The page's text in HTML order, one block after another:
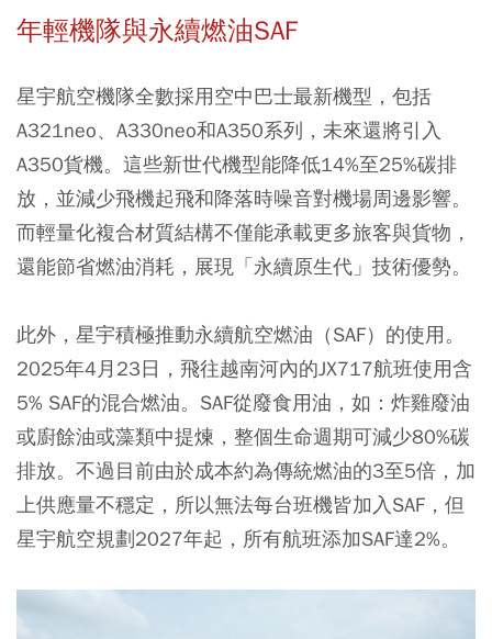
年輕機隊與永續燃油SAF
星宇航空機隊全數採用空中巴士最新機型，包括
A321neo、A330neo和A350系列，未來還將引入
A350貨機。這些新世代機型能降低14%至25%碳排
放，並減少飛機起飛和降落時噪音對機場周邊影響。
而輕量化複合材質結構不僅能承載更多旅客與貨物，
還能節省燃油消耗，展現「永續原生代」技術優勢。
此外，星宇積極推動永續航空燃油（SAF）的使用。
2025年4月23日，飛往越南河內的JX717航班使用含
5% SAF的混合燃油。SAF從廢食用油，如：炸雞廢油
或廚餘油或藻類中提煉，整個生命週期可減少80%碳
排放。不過目前由於成本約為傳統燃油的3至5倍，加
上供應量不穩定，所以無法每台班機皆加入SAF，但
星宇航空規劃2027年起，所有航班添加SAF達2%。